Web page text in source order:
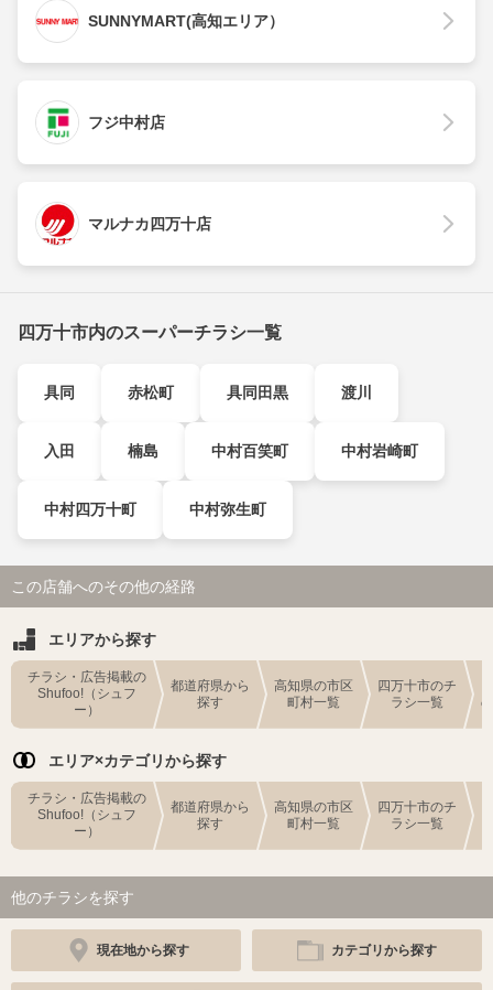
SUNNYMART(高知エリア）
フジ中村店
マルナカ四万十店
四万十市内のスーパーチラシ一覧
具同 赤松町 具同田黒 渡川
入田 楠島 中村百笑町 中村岩崎町
中村四万十町 中村弥生町
この店舗へのその他の経路
エリアから探す
チラシ・広告掲載の
Shufoo!（シュフ
ー）
都道府県から
探す
高知県の市区
町村一覧
四万十市のチ
ラシ一覧
エリア×カテゴリから探す
チラシ・広告掲載の
Shufoo!（シュフ
ー）
都道府県から
探す
高知県の市区
町村一覧
四万十市のチ
ラシ一覧
他のチラシを探す
現在地から探す カテゴリから探す